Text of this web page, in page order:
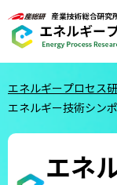
エネルギープロセス
エネルギー技術シン
エネ